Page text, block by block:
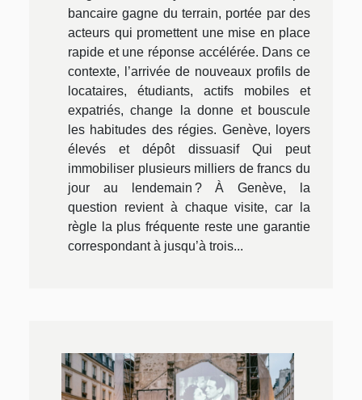
bancaire gagne du terrain, portée par des
acteurs qui promettent une mise en place
rapide et une réponse accélérée. Dans ce
contexte, l’arrivée de nouveaux profils de
locataires, étudiants, actifs mobiles et
expatriés, change la donne et bouscule
les habitudes des régies. Genève, loyers
élevés et dépôt dissuasif Qui peut
immobiliser plusieurs milliers de francs du
jour au lendemain ? À Genève, la
question revient à chaque visite, car la
règle la plus fréquente reste une garantie
correspondant à jusqu’à trois...